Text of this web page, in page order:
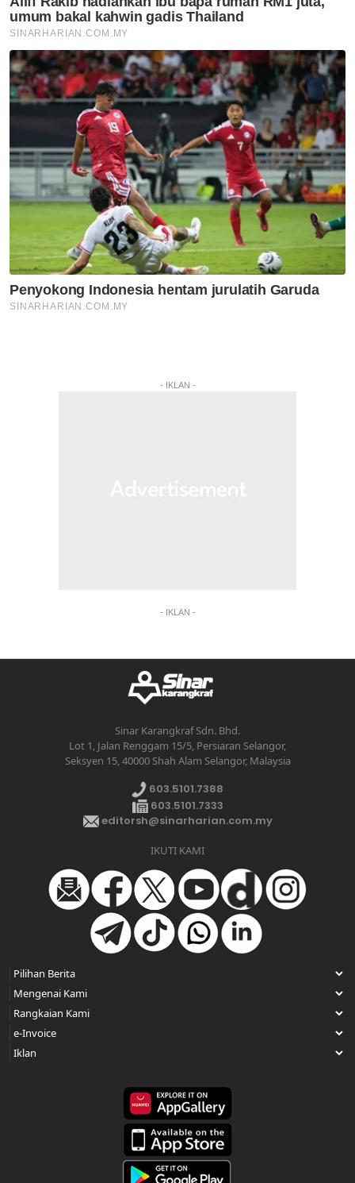
- IKLAN -
- IKLAN -
Sinar Karangkraf Sdn. Bhd.
Lot 1, Jalan Renggam 15/5, Persiaran Selangor,
Seksyen 15, 40000 Shah Alam Selangor, Malaysia
603.5101.7388
603.5101.7333
editorsh@sinarharian.com.my
IKUTI KAMI